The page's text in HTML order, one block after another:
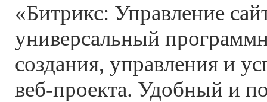
«Битрикс: Управление
универсальный
создания, управления и
веб-проекта. Удобный и